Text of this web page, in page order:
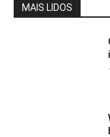
MAIS LIDOS